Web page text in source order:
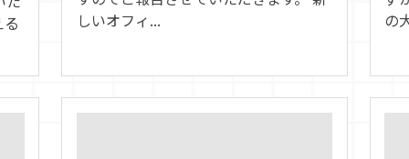
しいオフィ...
の